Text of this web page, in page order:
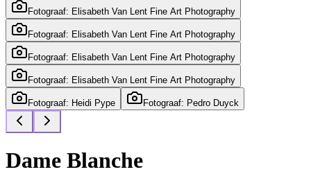
Fotograaf: Elisabeth Van Lent Fine Art Photography
Fotograaf: Elisabeth Van Lent Fine Art Photography
Fotograaf: Elisabeth Van Lent Fine Art Photography
Fotograaf: Elisabeth Van Lent Fine Art Photography
Fotograaf: Heidi Pype Fotograaf: Pedro Duyck
Dame Blanche